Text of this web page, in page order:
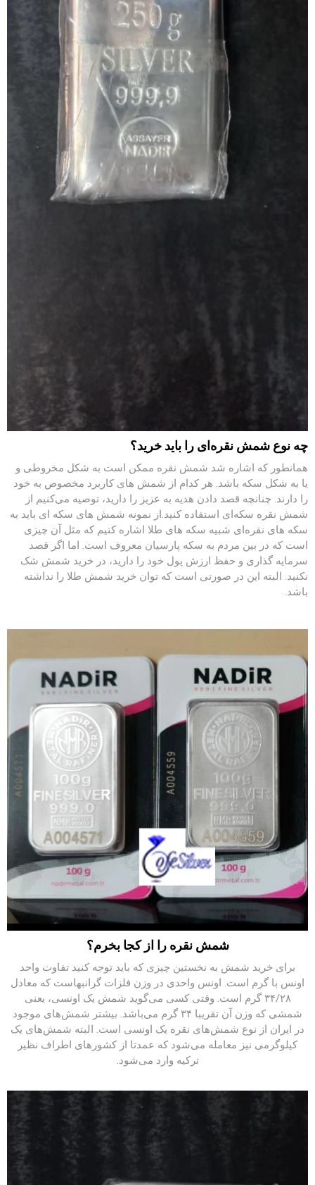
چه نوع شمش نقره‌ای را باید خرید؟
همانطور که اشاره شد شمش نقره ممکن است به شکل مخروطی و
یا به شکل سکه باشد. هر کدام از شمش‌ های کاربرد مخصوص به خود
را دارند. چنانچه قصد دادن هدیه به عزیز را دارید، توصیه می‌کنیم از
شمش ‌نقره سکه‌ای استفاده کنید.از نمونه شمش ‌های سکه‌ ای باید به
سکه ‌های نقره‌ای شبیه سکه ‌های طلا اشاره کنیم که مثل آن چیزی
است که در بین مردم به سکه پارسیان معروف است. اما اگر قصد
سرمایه ‌گذاری و حفظ ارزش پول خود را دارید، در خرید شمش شک
نکنید. البته این در صورتی است که توان خرید شمش طلا را نداشته
باشد.
شمش نقره را از کجا بخرم؟
برای خرید شمش به نخستین چیزی که باید توجه کنید تفاوت واحد
اونس با گرم است. اونس واحدی در وزن فلزات گرانبهاست که معادل
۳۴/۲۸ گرم است. وقتی کسی می‌گوید شمش یک اونسی، یعنی
شمشی که وزن آن تقریبا ۳۴ گرم می‌باشد. بیشتر شمش‌های موجود
در ایران از نوع شمش‌های نقره یک اونسی است. البته شمش‌های یک
کیلوگرمی نیز معامله می‌شود که عمدتا از کشورهای اطراف نظیر
ترکیه وارد می‌شود.